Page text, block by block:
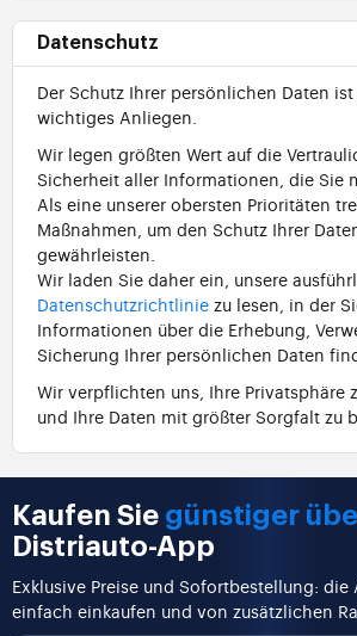
Datenschutz
Der Schutz Ihrer persönlichen Daten
wichtiges Anliegen.
Wir legen größten Wert auf die
Sicherheit aller Informationen, die Sie
Als eine unserer obersten Prioritäten
Maßnahmen, um den Schutz Ihrer
gewährleisten.
Wir laden Sie daher ein, unsere
Datenschutzrichtlinie zu lesen, in der
Informationen über die Erhebung,
Sicherung Ihrer persönlichen Daten
Wir verpflichten uns, Ihre Privatsphäre
und Ihre Daten mit größter Sorgfalt zu
Kaufen Sie günstiger
Distriauto-App
Exklusive Preise und Sofortbestellung: die
einfach einkaufen und von zusätzlichen